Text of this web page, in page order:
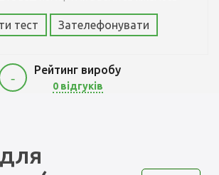
тест Зателефонувати
-
Рейтинг виробу
0 відгуків